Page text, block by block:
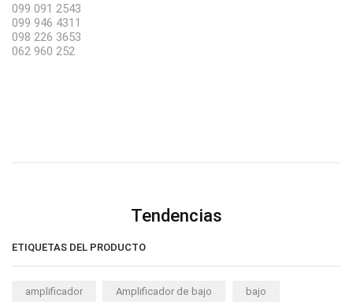
099 091 2543
099 946 4311
098 226 3653
062 960 252
Tendencias
ETIQUETAS DEL PRODUCTO
amplificador Amplificador de bajo bajo